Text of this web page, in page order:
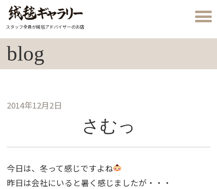
スタッフ全員が絨毯アドバイザーのお店
blog
2014年12月2日
さむっ
今日は、冬って感じですよね
昨日は会社にいると暑く感じましたが・・・